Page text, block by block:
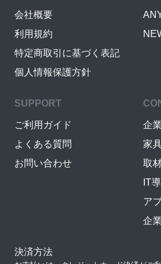
会社概要
利用規約
特定商取引に基づく表記
個人情報保護方針
SUPPORT
ご利用ガイド
よくある質問
お問い合わせ
企
家
取
IT
ア
企
決済方法